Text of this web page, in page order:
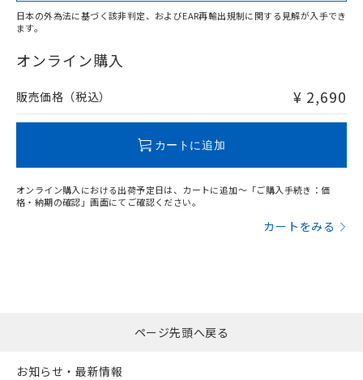
在庫等で未対応品が混在する可能性があります。
問い合わせください。
日本の外為法に基づく該非判定、およびEAR再輸出規制に関する見解が入手でき
ます。
オンライン購入
販売価格（税込） ¥ 2,690
カートに追加
オンライン購入における出荷予定日は、カートに追加～「ご購入手続き：価
格・納期の確認」画面にてご確認ください。
カートをみる
ページ先頭へ戻る
お知らせ・最新情報